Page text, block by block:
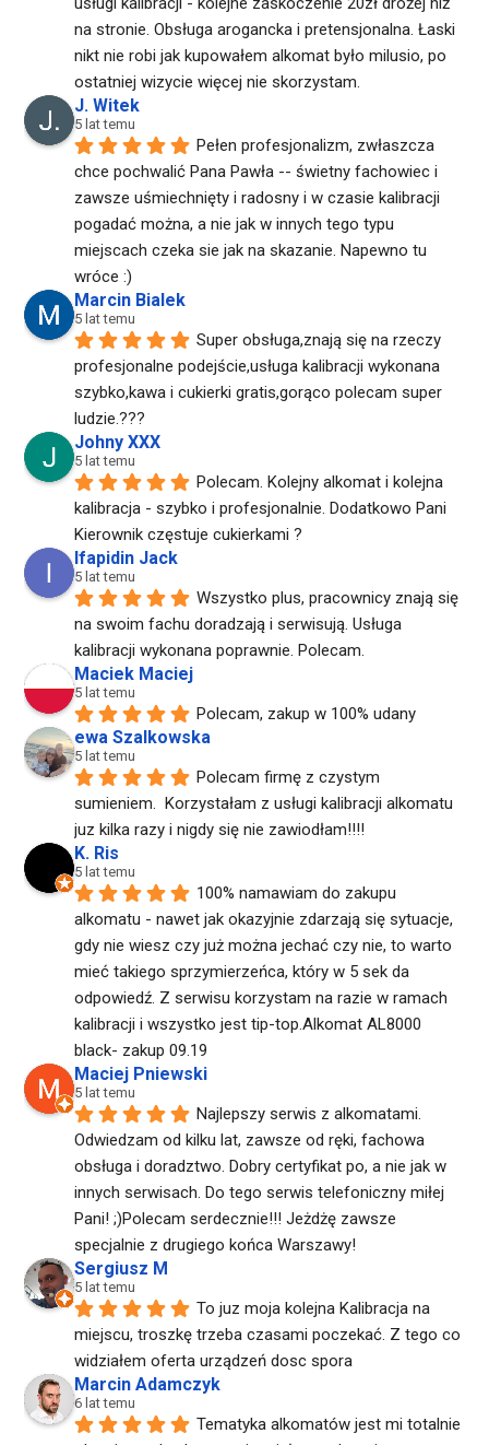
na stronie. Obsługa arogancka i pretensjonalna. Łaski
nikt nie robi jak kupowałem alkomat było milusio, po
ostatniej wizycie więcej nie skorzystam.
J. Witek
5 lat temu
Pełen profesjonalizm, zwłaszcza
chce pochwalić Pana Pawła -- świetny fachowiec i
zawsze uśmiechnięty i radosny i w czasie kalibracji
pogadać można, a nie jak w innych tego typu
miejscach czeka sie jak na skazanie. Napewno tu
wróce :)
Marcin Bialek
5 lat temu
Super obsługa,znają się na rzeczy
profesjonalne podejście,usługa kalibracji wykonana
szybko,kawa i cukierki gratis,gorąco polecam super
ludzie.???
Johny XXX
5 lat temu
Polecam. Kolejny alkomat i kolejna
kalibracja - szybko i profesjonalnie. Dodatkowo Pani
Kierownik częstuje cukierkami ?
Ifapidin Jack
5 lat temu
Wszystko plus, pracownicy znają się
na swoim fachu doradzają i serwisują. Usługa
kalibracji wykonana poprawnie. Polecam.
Maciek Maciej
5 lat temu
Polecam, zakup w 100% udany
ewa Szalkowska
5 lat temu
Polecam firmę z czystym
sumieniem.  Korzystałam z usługi kalibracji alkomatu
juz kilka razy i nigdy się nie zawiodłam!!!!
K. Ris
5 lat temu
100% namawiam do zakupu
alkomatu - nawet jak okazyjnie zdarzają się sytuacje,
gdy nie wiesz czy już można jechać czy nie, to warto
mieć takiego sprzymierzeńca, który w 5 sek da
odpowiedź. Z serwisu korzystam na razie w ramach
kalibracji i wszystko jest tip-top.Alkomat AL8000
black- zakup 09.19
Maciej Pniewski
5 lat temu
Najlepszy serwis z alkomatami.
Odwiedzam od kilku lat, zawsze od ręki, fachowa
obsługa i doradztwo. Dobry certyfikat po, a nie jak w
innych serwisach. Do tego serwis telefoniczny miłej
Pani! ;)Polecam serdecznie!!! Jeżdżę zawsze
specjalnie z drugiego końca Warszawy!
Sergiusz M
5 lat temu
To juz moja kolejna Kalibracja na
miejscu, troszkę trzeba czasami poczekać. Z tego co
widziałem oferta urządzeń dosc spora
Marcin Adamczyk
6 lat temu
Tematyka alkomatów jest mi totalnie